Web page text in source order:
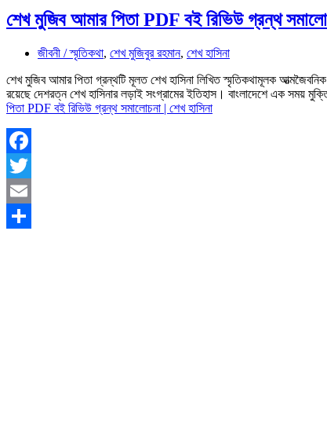
শেখ মুজিব আমার পিতা PDF বই রিভিউ গ্রন্থ
জীবনী / স্মৃতিকথা, শেখ মুজিবুর রহমান, শেখ হাসিনা
শেখ মুজিব আমার পিতা গ্রন্থটি মূলত শেখ হাসিনা লিখিত স্মৃতিকথামূলক
রয়েছে দেশরত্ন শেখ হাসিনার লড়াই সংগ্রামের ইতিহাস। বাংলাদেশে এক সময়
পিতা PDF বই রিভিউ গ্রন্থ সমালোচনা | শেখ হাসিনা
Facebook
Twitter
Email